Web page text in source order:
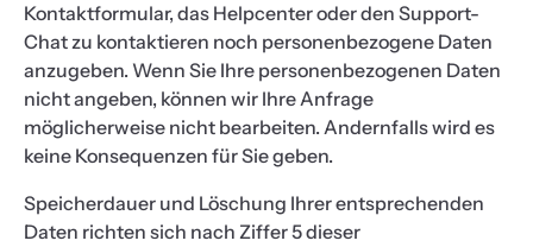
Kontaktformular, das Helpcenter oder den Support-
Chat zu kontaktieren noch personenbezogene Daten
anzugeben. Wenn Sie Ihre personenbezogenen Daten
nicht angeben, können wir Ihre Anfrage
möglicherweise nicht bearbeiten. Andernfalls wird es
keine Konsequenzen für Sie geben.
Speicherdauer und Löschung Ihrer entsprechenden
Daten richten sich nach Ziffer 5 dieser